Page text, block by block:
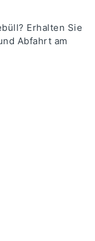
Erhalten Sie
Abfahrt am